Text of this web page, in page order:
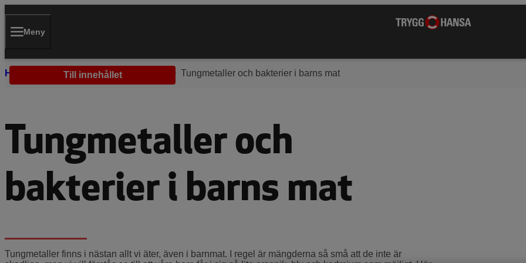
Till innehållet
Meny
Hem Mat och näring Tungmetaller och bakterier i barns mat
Tungmetaller och
bakterier i barns mat
Tungmetaller finns i nästan allt vi äter, även i barnmat. I regel är mängderna så små att de inte är